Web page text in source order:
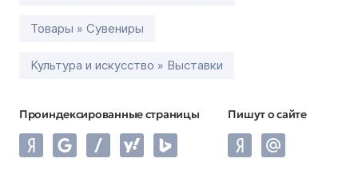
Товары » Сувениры
Культура и искусство » Выставки
Проиндексированные страницы Пишут о сайте